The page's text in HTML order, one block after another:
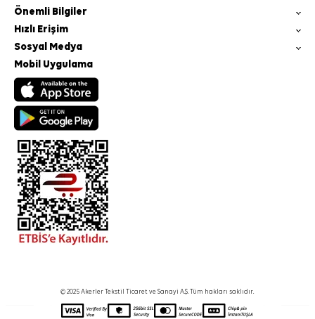
Önemli Bilgiler
Hızlı Erişim
Sosyal Medya
Mobil Uygulama
© 2025 Akerler Tekstil Ticaret ve Sanayi A.Ş. Tüm hakları saklıdır.